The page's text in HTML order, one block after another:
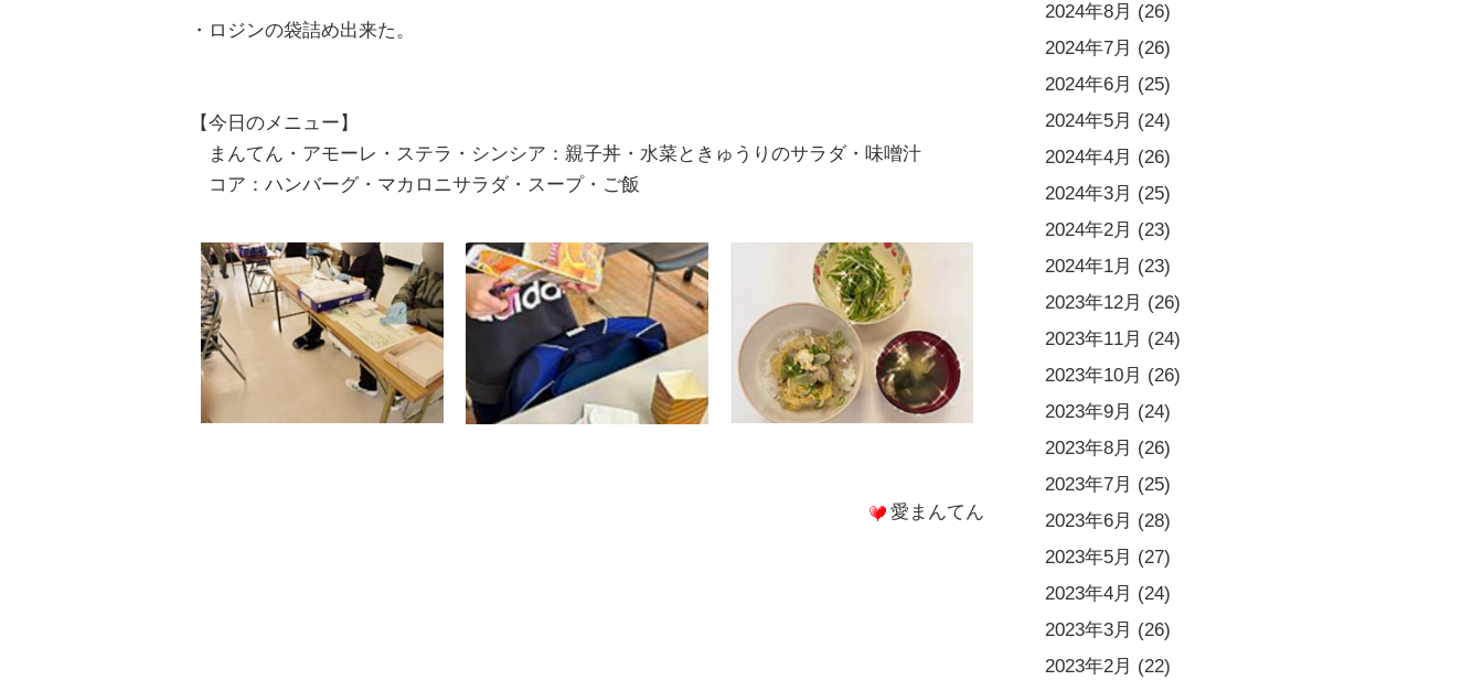
・ロジンの袋詰め出来た。
【今日のメニュー】
まんてん・アモーレ・ステラ・シンシア：親子丼・水菜ときゅうりのサラダ・味噌汁
コア：ハンバーグ・マカロニサラダ・スープ・ご飯
愛まんてん
2024年8月 (26)
2024年7月 (26)
2024年6月 (25)
2024年5月 (24)
2024年4月 (26)
2024年3月 (25)
2024年2月 (23)
2024年1月 (23)
2023年12月 (26)
2023年11月 (24)
2023年10月 (26)
2023年9月 (24)
2023年8月 (26)
2023年7月 (25)
2023年6月 (28)
2023年5月 (27)
2023年4月 (24)
2023年3月 (26)
2023年2月 (22)